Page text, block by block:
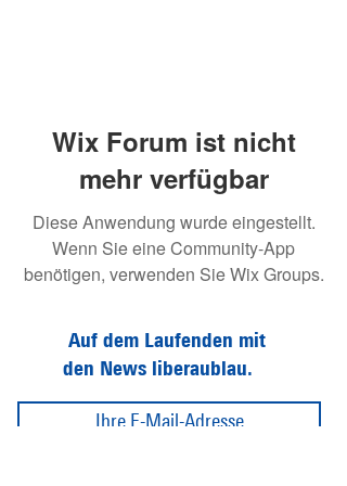
Wix Forum ist nicht
mehr verfügbar
Diese Anwendung wurde eingestellt.
Wenn Sie eine Community-App
benötigen, verwenden Sie Wix Groups.
Auf dem Laufenden mit
den News liberaublau.